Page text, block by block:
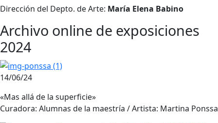
Dirección del Depto. de Arte: María Elena Babino
Archivo online de exposiciones
2024
14/06/24
«Mas allá de la superficie»
Curadora: Alumnas de la maestría / Artista: Martina Ponssa